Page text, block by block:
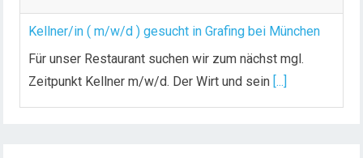
Kellner/in ( m/w/d ) gesucht in Grafing bei München
Für unser Restaurant suchen wir zum nächst mgl.
Zeitpunkt Kellner m/w/d. Der Wirt und sein [...]